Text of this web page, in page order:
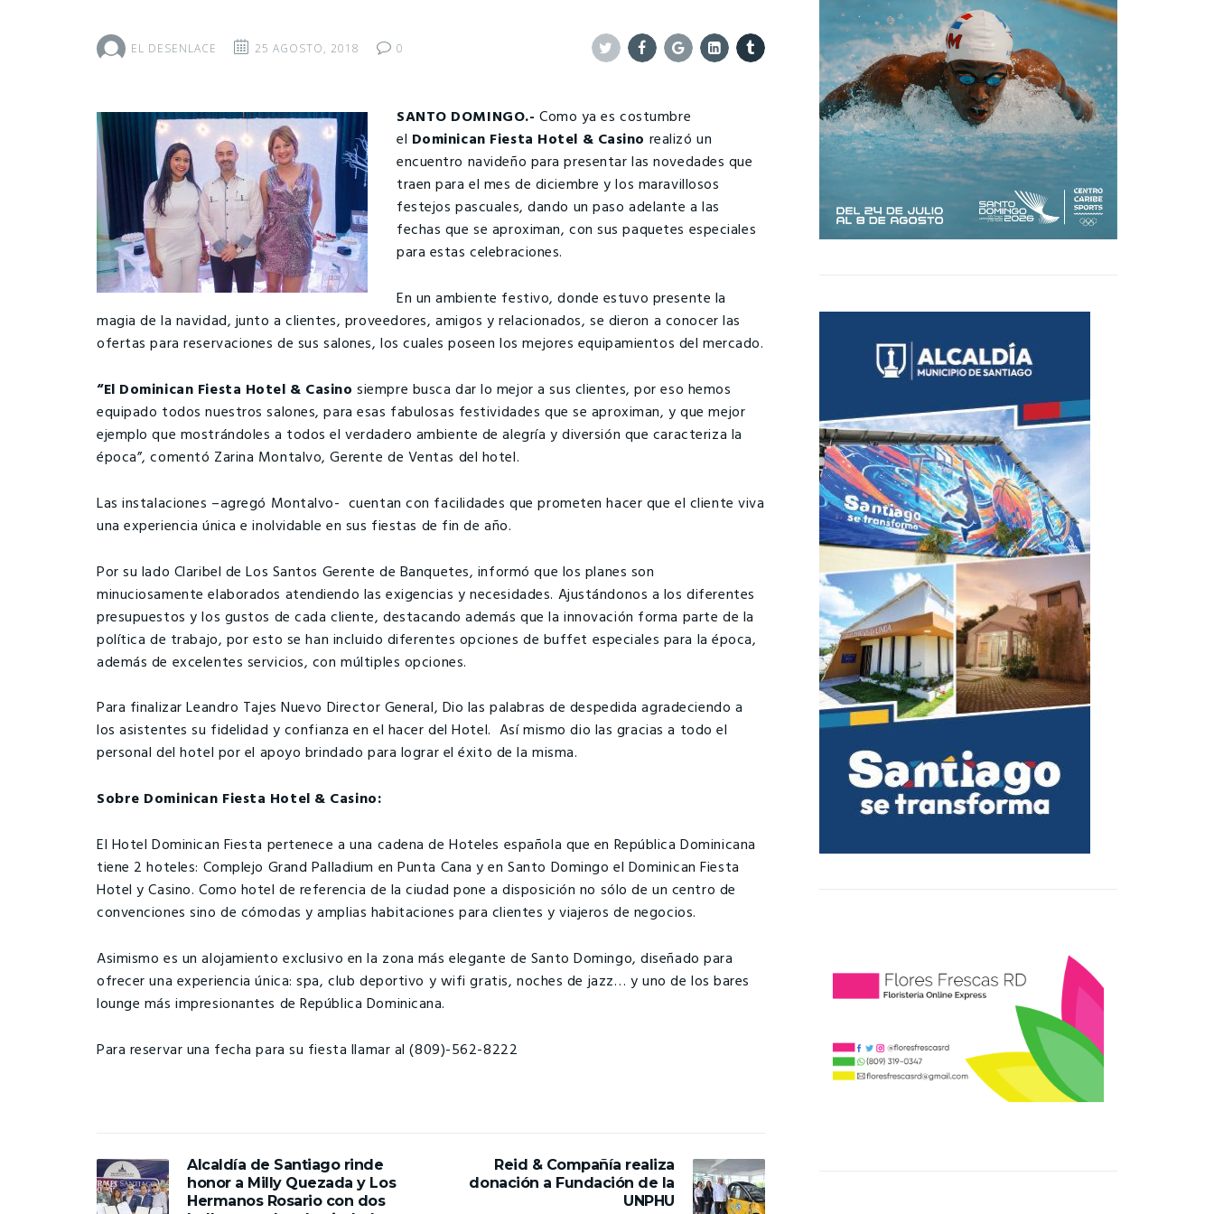
EL DESENLACE 25 AGOSTO, 2018
0
SANTO DOMINGO.- Como ya es costumbre
el Dominican Fiesta Hotel & Casino realizó un
encuentro navideño para presentar las novedades que
traen para el mes de diciembre y los maravillosos
festejos pascuales, dando un paso adelante a las
fechas que se aproximan, con sus paquetes especiales
para estas celebraciones.
En un ambiente festivo, donde estuvo presente la
magia de la navidad, junto a clientes, proveedores, amigos y relacionados, se dieron a conocer las
ofertas para reservaciones de sus salones, los cuales poseen los mejores equipamientos del mercado.
“El Dominican Fiesta Hotel & Casinosiempre busca dar lo mejor a sus clientes, por eso hemos
equipado todos nuestros salones, para esas fabulosas festividades que se aproximan, y que mejor
ejemplo que mostrándoles a todos el verdadero ambiente de alegría y diversión que caracteriza la
época”, comentó Zarina Montalvo, Gerente de Ventas del hotel.
Las instalaciones –agregó Montalvo- cuentan con facilidades que prometen hacer que el cliente viva
una experiencia única e inolvidable en sus fiestas de fin de año.
Por su lado Claribel de Los Santos Gerente de Banquetes, informó que los planes son
minuciosamente elaborados atendiendo las exigencias y necesidades. Ajustándonos a los diferentes
presupuestos y los gustos de cada cliente, destacando además que la innovación forma parte de la
política de trabajo, por esto se han incluido diferentes opciones de buffet especiales para la época,
además de excelentes servicios, con múltiples opciones.
Para finalizar Leandro Tajes Nuevo Director General, Dio las palabras de despedida agradeciendo a
los asistentes su fidelidad y confianza en el hacer del Hotel. Así mismo dio las gracias a todo el
personal del hotel por el apoyo brindado para lograr el éxito de la misma.
Sobre Dominican Fiesta Hotel & Casino:
El Hotel Dominican Fiesta pertenece a una cadena de Hoteles española que en República Dominicana
tiene 2 hoteles: Complejo Grand Palladium en Punta Cana y en Santo Domingo el Dominican Fiesta
Hotel y Casino. Como hotel de referencia de la ciudad pone a disposición no sólo de un centro de
convenciones sino de cómodas y amplias habitaciones para clientes y viajeros de negocios.
Asimismo es un alojamiento exclusivo en la zona más elegante de Santo Domingo, diseñado para
ofrecer una experiencia única: spa, club deportivo y wifi gratis, noches de jazz… y uno de los bares
lounge más impresionantes de República Dominicana.
Para reservar una fecha para su fiesta llamar al (809)-562-8222
Alcaldía de Santiago rinde
honor a Milly Quezada y Los
Hermanos Rosario con dos
Reid & Compañía realiza
donación a Fundación de la
UNPHU